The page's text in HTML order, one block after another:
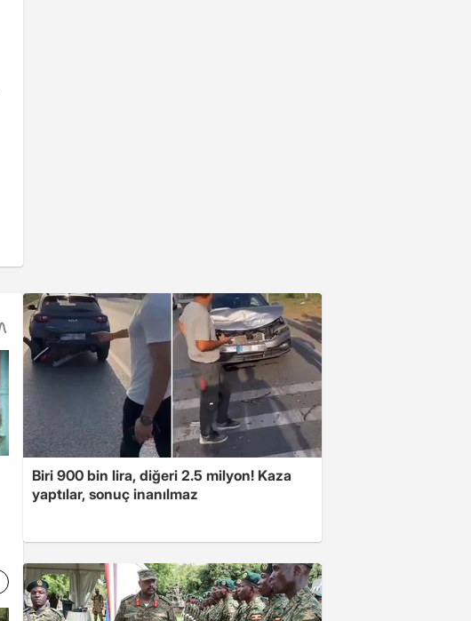
Biri 900 bin lira, diğeri 2.5 milyon! Kaza
yaptılar, sonuç inanılmaz